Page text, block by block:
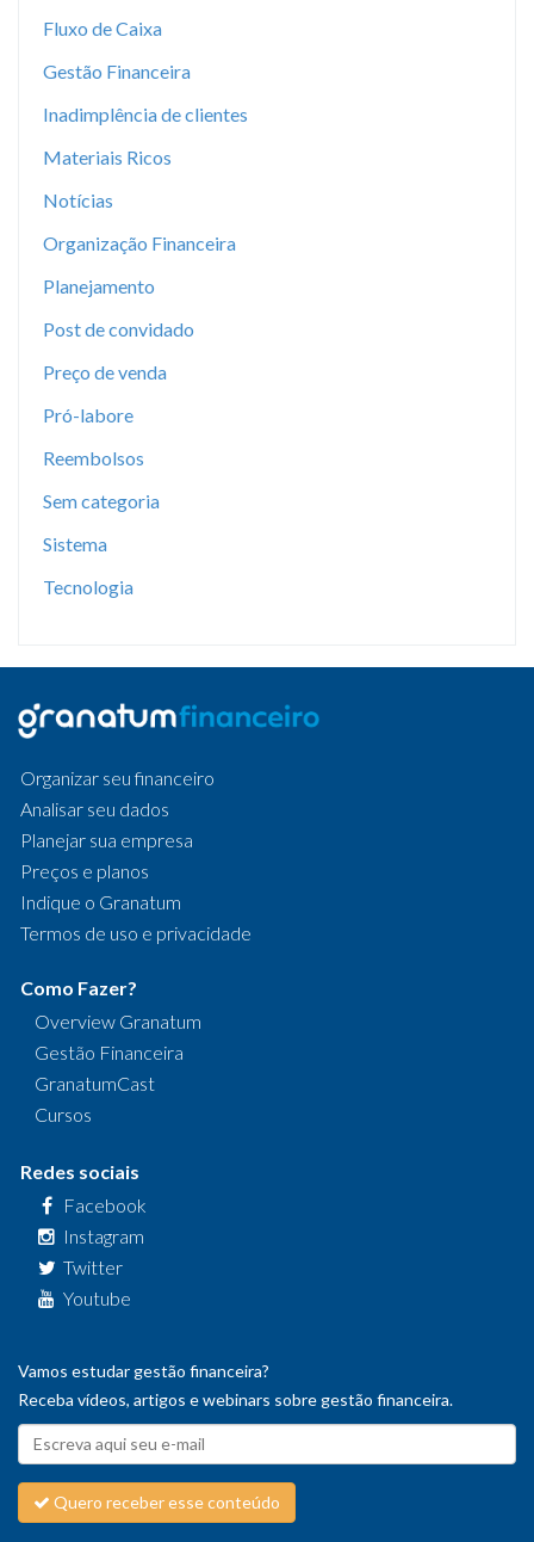
Fluxo de Caixa
Gestão Financeira
Inadimplência de clientes
Materiais Ricos
Notícias
Organização Financeira
Planejamento
Post de convidado
Preço de venda
Pró-labore
Reembolsos
Sem categoria
Sistema
Tecnologia
Organizar seu financeiro
Analisar seu dados
Planejar sua empresa
Preços e planos
Indique o Granatum
Termos de uso e privacidade
Como Fazer?
Overview Granatum
Gestão Financeira
GranatumCast
Cursos
Redes sociais
Facebook
Instagram
Twitter
Youtube
Vamos estudar gestão financeira?
Receba vídeos, artigos e webinars sobre gestão financeira.
Quero receber esse conteúdo